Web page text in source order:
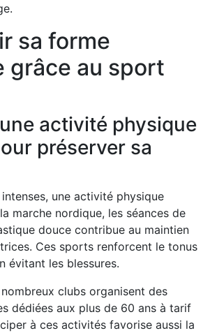
sa forme
grâce au sport
activité physique
préserver sa
une activité physique
marche nordique, les séances de
douce contribue au maintien
Ces sports renforcent le tonus
évitant les blessures.
clubs organisent des
dédiées aux plus de 60 ans à tarif
à ces activités favorise aussi la